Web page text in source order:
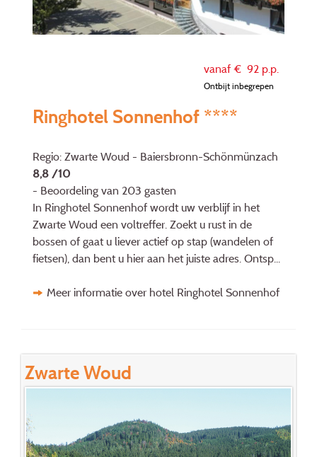
vanaf € 92 p.p.
Ontbijt inbegrepen
Ringhotel Sonnenhof ****
Regio: Zwarte Woud - Baiersbronn-Schönmünzach
8,8 /10
- Beoordeling van 203 gasten
In Ringhotel Sonnenhof wordt uw verblijf in het
Zwarte Woud een voltreffer. Zoekt u rust in de
bossen of gaat u liever actief op stap (wandelen of
fietsen), dan bent u hier aan het juiste adres. Ontsp...
Meer informatie over hotel Ringhotel Sonnenhof
Zwarte Woud